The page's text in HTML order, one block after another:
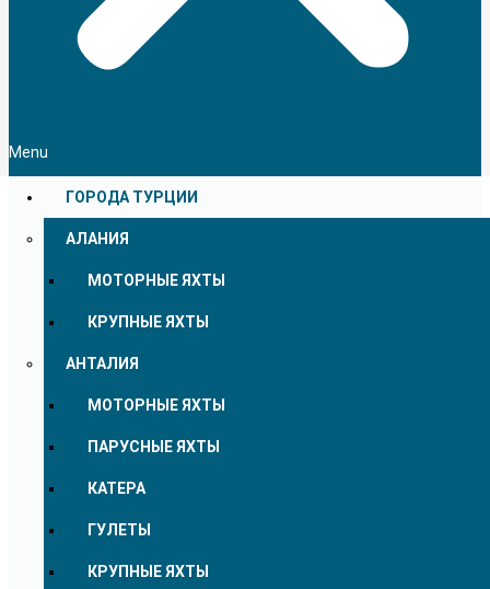
Menu
ГОРОДА ТУРЦИИ
АЛАНИЯ
МОТОРНЫЕ ЯХТЫ
КРУПНЫЕ ЯХТЫ
АНТАЛИЯ
МОТОРНЫЕ ЯХТЫ
ПАРУСНЫЕ ЯХТЫ
КАТЕРА
ГУЛЕТЫ
КРУПНЫЕ ЯХТЫ